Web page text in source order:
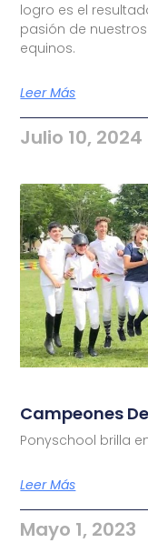
logro es el
pasión de
equinos.
Leer Más
Julio 10, 2024
Campeones De
Ponyschool brilla
Leer Más
Mayo 1, 2023